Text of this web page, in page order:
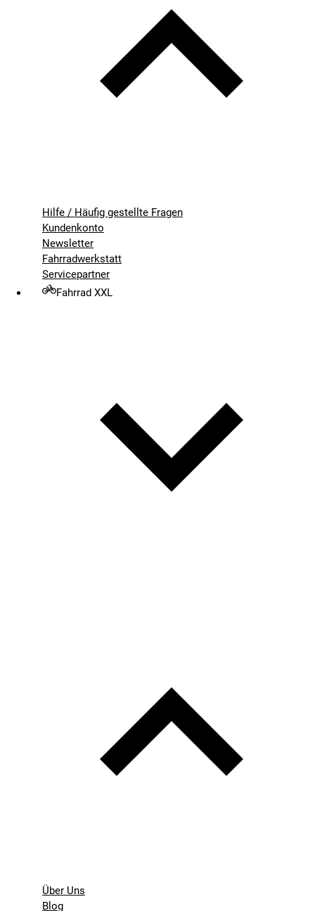
Hilfe / Häufig gestellte Fragen
Kundenkonto
Newsletter
Fahrradwerkstatt
Servicepartner
Fahrrad XXL
Über Uns
Blog